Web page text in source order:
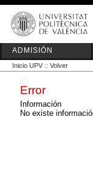
ADMISIÓN
Inicio UPV :: Volver
Error
Información
No existe